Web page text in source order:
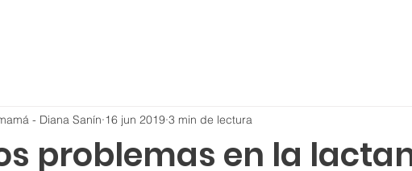
problemas en la
- Diana Sanín 16 jun 2019 3 min de lectura